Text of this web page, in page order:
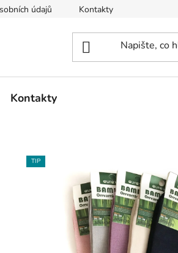
údajů Kontakty
Kontakty
TIP